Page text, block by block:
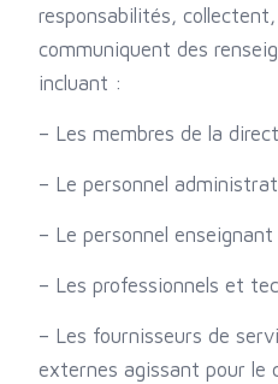
responsabilités,
communiquent des
incluant :
– Les membres de la
– Le personnel
– Le personnel enseignant
– Les professionnels et
– Les fournisseurs de
externes agissant pour le